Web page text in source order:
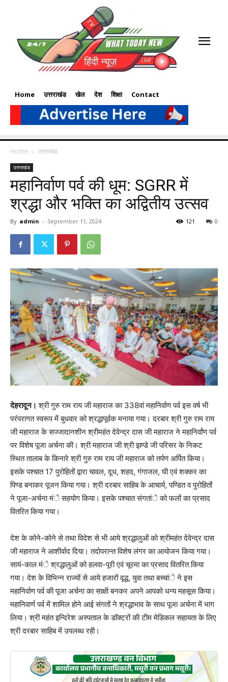
Home उत्तराखंड खेल देश शिक्षा Contact
Home उत्तराखंड
उत्तराखंड
महानिर्वाण पर्व की धूम: SGRR में
श्रद्धा और भक्ति का अद्वितीय उत्सव
By admin - September 11, 2024 0
121
देहरादून। श्री गुरु राम राय जी महाराज का 338वां महानिर्वाण पर्व इस वर्ष भी
परंपरागत स्वरूप में बुधवार को श्रद्धापूर्वक मनाया गया। दरबार श्री गुरु राम राय
जी महाराज के सज्जादानशीन श्रीमहंत देवेन्द्र दास जी महाराज ने महानिर्वांण पर्व
पर विशेष पूजा अर्चना की। श्री महाराज जी श्री झण्डे जी परिसर के निकट
स्थित तालाब के किनारे श्री गुरु राम राय जी महाराज को तर्पण अर्पित किया।
इसके पश्चात 17 पुरोहितों द्वारा चावल, दूध, शहद, गंगाजल, घी एवं शक्कर का
पिण्ड बनाकर पूजन किया गया। श्री दरबार साहिब के आचार्य, पण्डित व पुरोहितों
ने पूजा-अर्चना मंे सहयोग किया। इसके पश्चात संगतांे को फलों का प्रसाद
वितरित किया गया।
देश के कोने-कोने से तथा विदेश से भी आये श्रद्धालुओं को श्रीमहंत देवेन्द्र दास
जी महाराज ने आशीर्वाद दिया। तदोपरान्त विशेष लंगर का आयोजन किया गया।
सायं-काल मंे श्रद्धालुओं को हलवा-पूरी एवं चूरमा का प्रसाद वितरित किया
गया। देश के विभिन्न राज्यों से आये हजारों वृद्ध, युवा तथा बच्चांे ने इस
महानिर्वाण पर्व की पूजा अर्चना का साक्षी बनकर अपने आपको धन्य महसूस किया।
महानिवार्ण पर्व में शामिल होने आई संगतों ने श्रद्धाभाव के साथ पूजा अर्चना में भाग
लिया। श्री महंत इन्दिरेश अस्पताल के डाॅक्टरों की टीम मेडिकल सहायता के लिए
श्री दरबार साहिब में उपलब्ध रही।